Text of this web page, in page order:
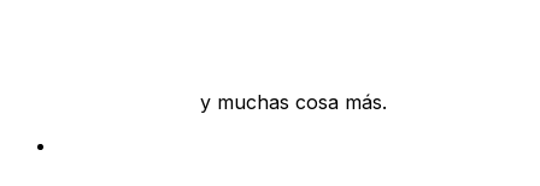
y muchas cosa más.